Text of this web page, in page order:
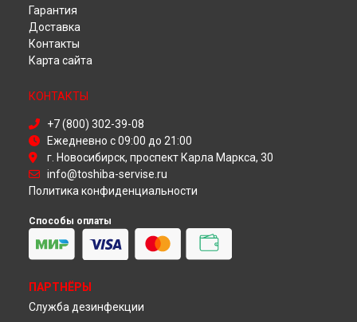
Ремонт телевизора 32W1753 Toshiba в
Ремонт телевизора 32W1753 Toshiba в
Ремонт телевизора 32W1753 Toshiba в
Ремонт телевизора 32W1753 Toshiba в
Гарантия
Доставка
Контакты
Карта сайта
КОНТАКТЫ
+7 (800) 302-39-08
Ежедневно с 09:00 до 21:00
г. Новосибирск, проспект Карла Маркса, 30
info@toshiba-servise.ru
Политика конфиденциальности
Способы оплаты
ПАРТНЁРЫ
Служба дезинфекции